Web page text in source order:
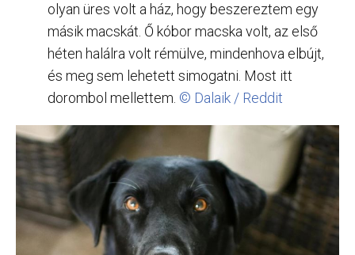
olyan üres volt a ház, hogy beszereztem egy
másik macskát. Ő kóbor macska volt, az első
héten halálra volt rémülve, mindenhova elbújt,
és meg sem lehetett simogatni. Most itt
dorombol mellettem. © Dalaik / Reddit